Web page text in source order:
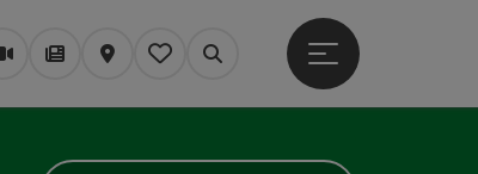
WebcamsTijdschrift/Blog
KaartMijn notitieblok
Zoek op
Startmenu openen